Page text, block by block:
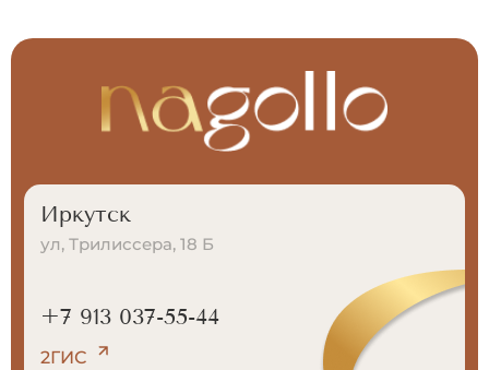
Иркутск
ул, Трилиссера, 18 Б
+7 913 037-55-44
2ГИС